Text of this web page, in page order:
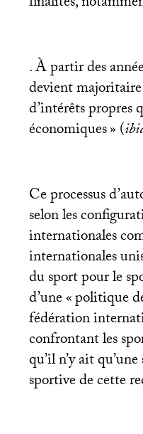
. À partir des
devient
d’intérêts propres
économiques» (
Ce processus
selon les
internationales
internationales
du sport pour le
d’une «politique
fédération
confrontant les
qu’il n’y ait
sportive de cette